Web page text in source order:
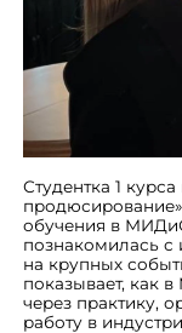
Студентка 1
обучения в
познакомилась с
на крупных
показывает, как
через практику,
работу в